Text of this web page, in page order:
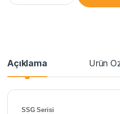
Açıklama Ürün
SSG Serisi